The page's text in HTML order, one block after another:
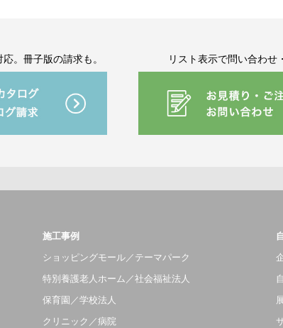
。冊子版の請求も。 リスト表示で問い合わせ
施工事例
ショッピングモール／テーマパーク
特別養護老人ホーム／社会福祉法人
保育園／学校法人
クリニック／病院